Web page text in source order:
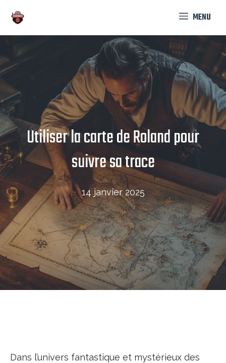
contenu
MENU
Utiliser la carte de Roland pour
suivre sa trace
14 janvier 2025
Dans l’univers fantastique et mystérieux des